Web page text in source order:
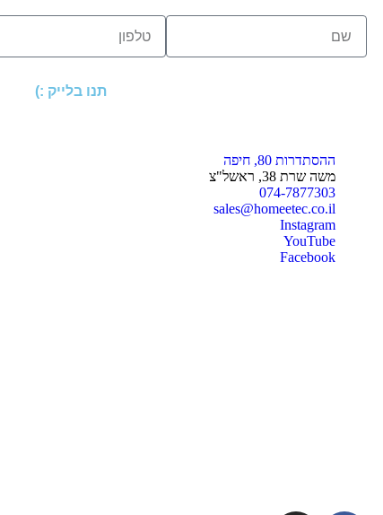
ההסתדרות 80, חיפה
משה שרת 38, ראשל"צ
074-7877303
sales@homeetec.co.il
Instagram
YouTube
Facebook
תנו בלייק :)